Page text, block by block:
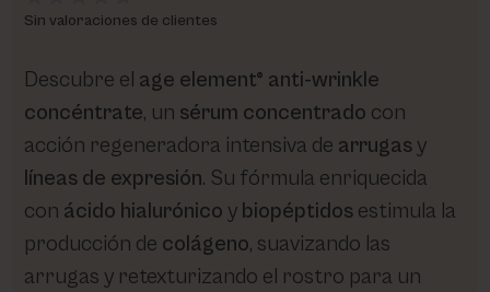
Sin valoraciones de clientes
Descubre el age element® anti-wrinkle
concéntrate, un sérum concentrado con
acción regeneradora intensiva de arrugasy
líneas de expresión. Su fórmula enriquecida
con ácido hialurónico y biopéptidosestimula la
producción de colágeno, suavizando las
arrugas y retexturizando el rostro para un